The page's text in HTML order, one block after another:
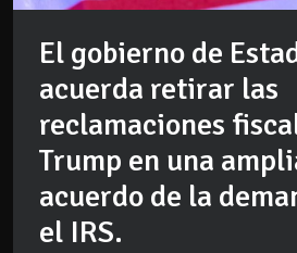
El gobierno de
acuerda retirar las
reclamaciones
Trump en una
acuerdo de la
el IRS.